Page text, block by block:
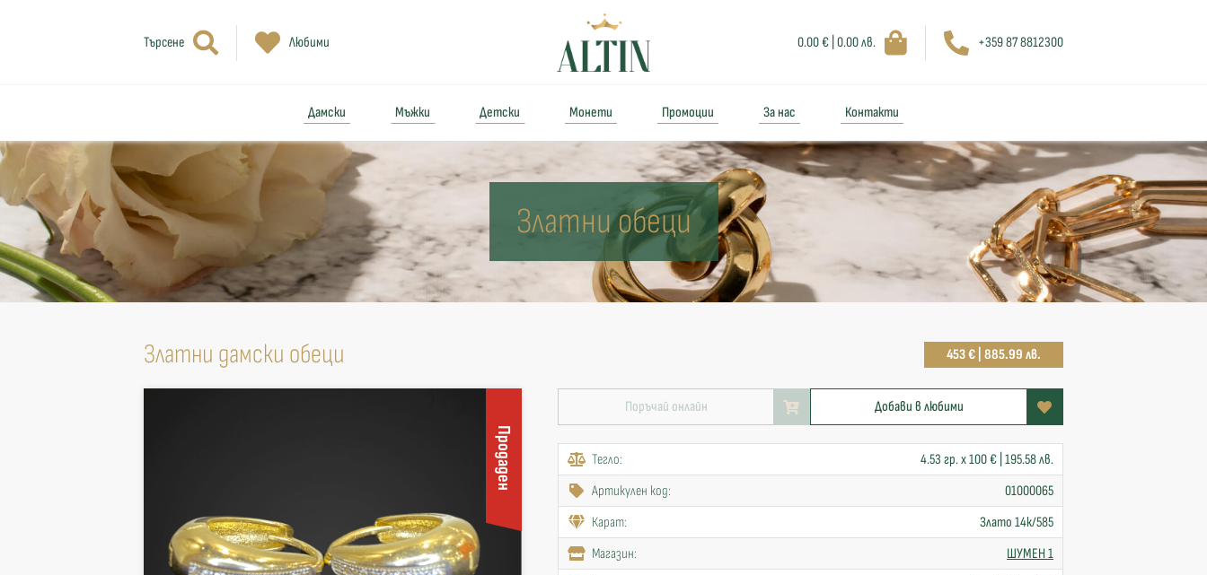
Търсене Любими 0.00 € | 0.00 лв. +359 87 8812300
Дамски Мъжки Детски Монети Промоции За нас Контакти
Златни обеци
Златни дамски обеци 453 € | 885.99 лв.
Продаден
Поръчай онлайн Добави в любими
Тегло:
4.53 гр. x 100 € | 195.58 лв.
Артикулен код:
01000065
Карат:
Злато 14к/585
Mагазин:
ШУМЕН 1